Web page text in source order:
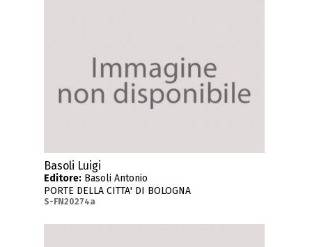
Basoli Luigi
Editore: Basoli Antonio
PORTE DELLA CITTA' DI BOLOGNA
S-FN20274a